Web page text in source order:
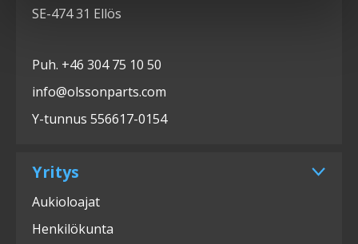
SE-474 31 Ellös
Puh. +46 304 75 10 50
info@olssonparts.com
Y-tunnus 556617-0154
Yritys
Aukioloajat
Henkilökunta